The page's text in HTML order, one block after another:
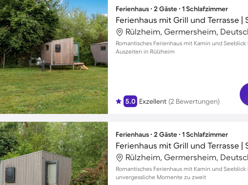
Ferienhaus ∙ 2 Gäste ∙ 1 Schlafzimmer
Ferienhaus mit Grill und Terrasse |
Rülzheim, Germersheim,
Romantisches Ferienhaus mit Kamin und
Auszeiten in Rülzheim
5.0 Exzellent (2 Bewertungen)
Ferienhaus ∙ 2 Gäste ∙ 1 Schlafzimmer
Ferienhaus mit Grill und Terrasse |
Rülzheim, Germersheim,
Romantisches Ferienhaus mit Kamin und
unvergessliche Momente zu zweit